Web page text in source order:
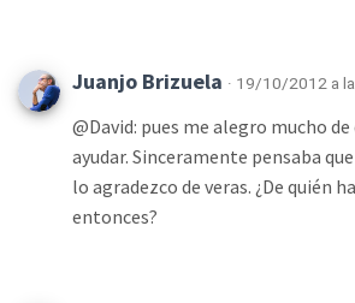
Juanjo Brizuela · 19/10/2012 a
@David: pues me alegro mucho
ayudar. Sinceramente pensaba
lo agradezco de veras. ¿De quién
entonces?